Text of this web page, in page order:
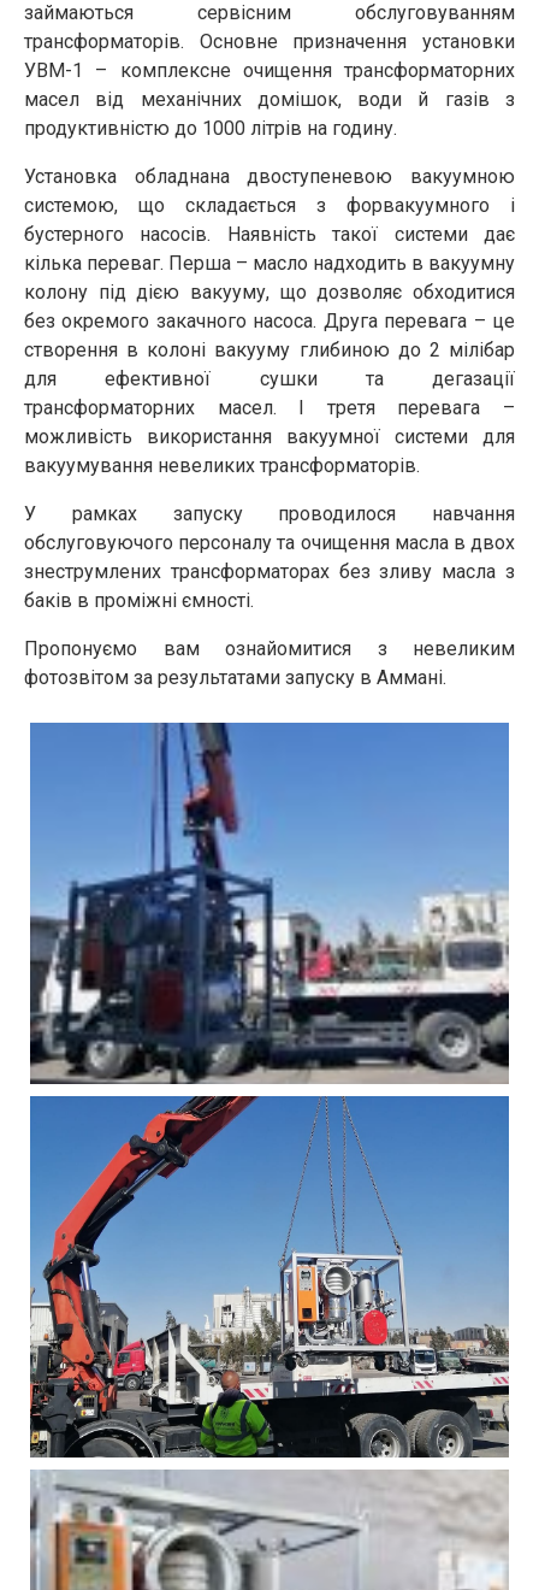
займаються сервісним обслуговуванням
трансформаторів. Основне призначення установки
УВМ-1 – комплексне очищення трансформаторних
масел від механічних домішок, води й газів з
продуктивністю до 1000 літрів на годину.
Установка обладнана двоступеневою вакуумною
системою, що складається з форвакуумного і
бустерного насосів. Наявність такої системи дає
кілька переваг. Перша – масло надходить в вакуумну
колону під дією вакууму, що дозволяє обходитися
без окремого закачного насоса. Друга перевага – це
створення в колоні вакууму глибиною до 2 мілібар
для ефективної сушки та дегазації
трансформаторних масел. І третя перевага –
можливість використання вакуумної системи для
вакуумування невеликих трансформаторів.
У рамках запуску проводилося навчання
обслуговуючого персоналу та очищення масла в двох
знеструмлених трансформаторах без зливу масла з
баків в проміжні ємності.
Пропонуємо вам ознайомитися з невеликим
фотозвітом за результатами запуску в Аммані.